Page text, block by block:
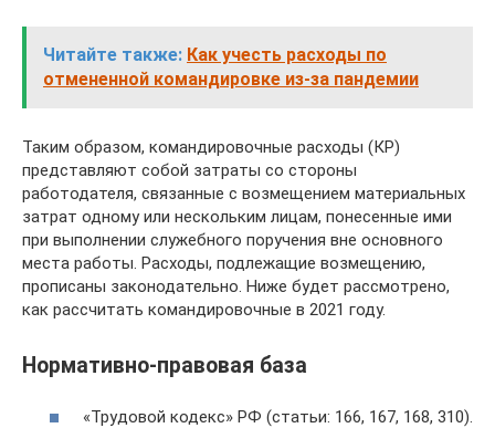
Читайте также: Как учесть расходы по
отмененной командировке из-за пандемии
Таким образом, командировочные расходы (КР)
представляют собой затраты со стороны
работодателя, связанные с возмещением материальных
затрат одному или нескольким лицам, понесенные ими
при выполнении служебного поручения вне основного
места работы. Расходы, подлежащие возмещению,
прописаны законодательно. Ниже будет рассмотрено,
как рассчитать командировочные в 2021 году.
Нормативно-правовая база
«Трудовой кодекс» РФ (статьи: 166, 167, 168, 310).